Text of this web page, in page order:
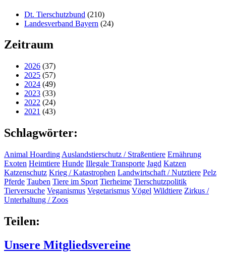
Dt. Tierschutzbund (210)
Landesverband Bayern (24)
Zeitraum
2026 (37)
2025 (57)
2024 (49)
2023 (33)
2022 (24)
2021 (43)
Schlagwörter:
Animal Hoarding Auslandstierschutz / Straßentiere Ernährung
Exoten Heimtiere Hunde Illegale Transporte Jagd Katzen
Katzenschutz Krieg / Katastrophen Landwirtschaft / Nutztiere Pelz
Pferde Tauben Tiere im Sport Tierheime Tierschutzpolitik
Tierversuche Veganismus Vegetarismus Vögel Wildtiere Zirkus /
Unterhaltung / Zoos
Teilen:
Unsere Mitgliedsvereine